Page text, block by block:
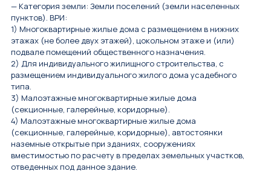
— Категория земли: Земли поселений (земли населенных
пунктов). ВРИ:
1) Многоквартирные жилые дома с размещением в нижних
этажах (не более двух этажей), цокольном этаже и (или)
подвале помещений общественного назначения.
2) Для индивидуального жилищного строительства, с
размещением индивидуального жилого дома усадебного
типа.
3) Малоэтажные многоквартирные жилые дома
(секционные, галерейные, коридорные).
4) Малоэтажные многоквартирные жилые дома
(секционные, галерейные, коридорные), автостоянки
наземные открытые при зданиях, сооружениях
вместимостью по расчету в пределах земельных участков,
отведенных под данное здание.